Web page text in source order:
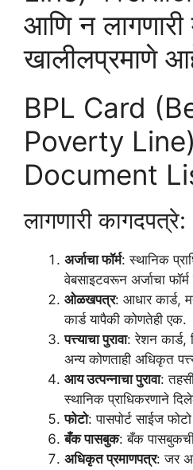
आणि न लागणारी
खालीलप्रमाणे
BPL Card
Poverty Line)
Document
लागणारी कागदपत्रे:
अर्जाचा फॉर्म: स्थानिक
वेबसाइटवरून अर्जाचा
ओळखपत्र: आधार कार्ड,
कार्ड यापैकी कोणतेही एक.
पत्त्याचा पुरावा: रेशन कार्ड,
अन्य कोणताही अधिकृत
आय उत्पन्नाचा पुरावा:
स्थानिक प्राधिकरणाने
फोटो: पासपोर्ट साईज
बँक पासबुक: बँक
अधिकृत प्रमाणपत्र: जर